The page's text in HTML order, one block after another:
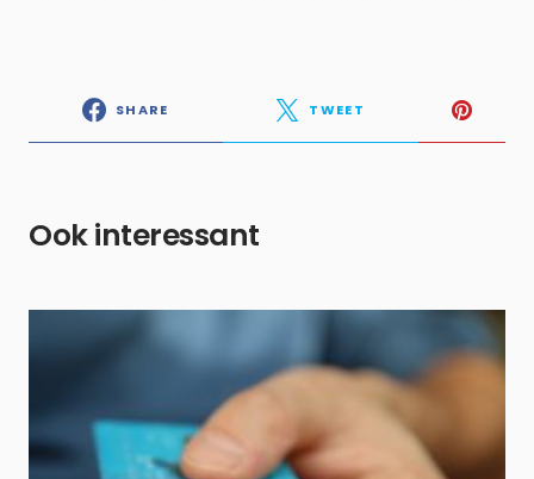
SHARE TWEET
Ook interessant